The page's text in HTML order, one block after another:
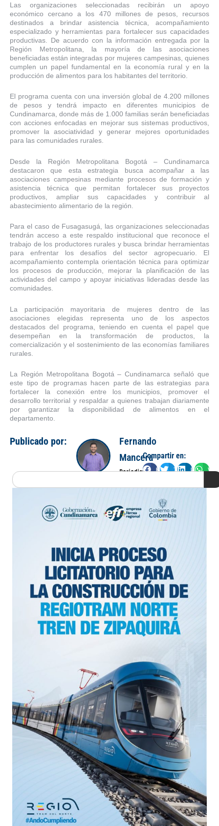
Las organizaciones seleccionadas recibirán un apoyo
económico cercano a los 470 millones de pesos, recursos
destinados a brindar asistencia técnica, acompañamiento
especializado y herramientas para fortalecer sus capacidades
productivas. De acuerdo con la información entregada por la
Región Metropolitana, la mayoría de las asociaciones
beneficiadas están integradas por mujeres campesinas, quienes
cumplen un papel fundamental en la economía rural y en la
producción de alimentos para los habitantes del territorio.
El programa cuenta con una inversión global de 4.200 millones
de pesos y tendrá impacto en diferentes municipios de
Cundinamarca, donde más de 1.000 familias serán beneficiadas
con acciones enfocadas en mejorar sus sistemas productivos,
promover la asociatividad y generar mejores oportunidades
para las comunidades rurales.
Desde la Región Metropolitana Bogotá – Cundinamarca
destacaron que esta estrategia busca acompañar a las
asociaciones campesinas mediante procesos de formación y
asistencia técnica que permitan fortalecer sus proyectos
productivos, ampliar sus capacidades y contribuir al
abastecimiento alimentario de la región.
Para el caso de Fusagasugá, las organizaciones seleccionadas
tendrán acceso a este respaldo institucional que reconoce el
trabajo de los productores rurales y busca brindar herramientas
para enfrentar los desafíos del sector agropecuario. El
acompañamiento contempla orientación técnica para optimizar
los procesos de producción, mejorar la planificación de las
actividades del campo y apoyar iniciativas lideradas desde las
comunidades.
La participación mayoritaria de mujeres dentro de las
asociaciones elegidas representa uno de los aspectos
destacados del programa, teniendo en cuenta el papel que
desempeñan en la transformación de productos, la
comercialización y el sostenimiento de las economías familiares
rurales.
La Región Metropolitana Bogotá – Cundinamarca señaló que
este tipo de programas hacen parte de las estrategias para
fortalecer la conexión entre los municipios, promover el
desarrollo territorial y respaldar a quienes trabajan diariamente
por garantizar la disponibilidad de alimentos en el
departamento.
Publicado por:
Fernando
Mancera
Periodista
Compartir en:
FacebookTwitterLinkedIn
Search